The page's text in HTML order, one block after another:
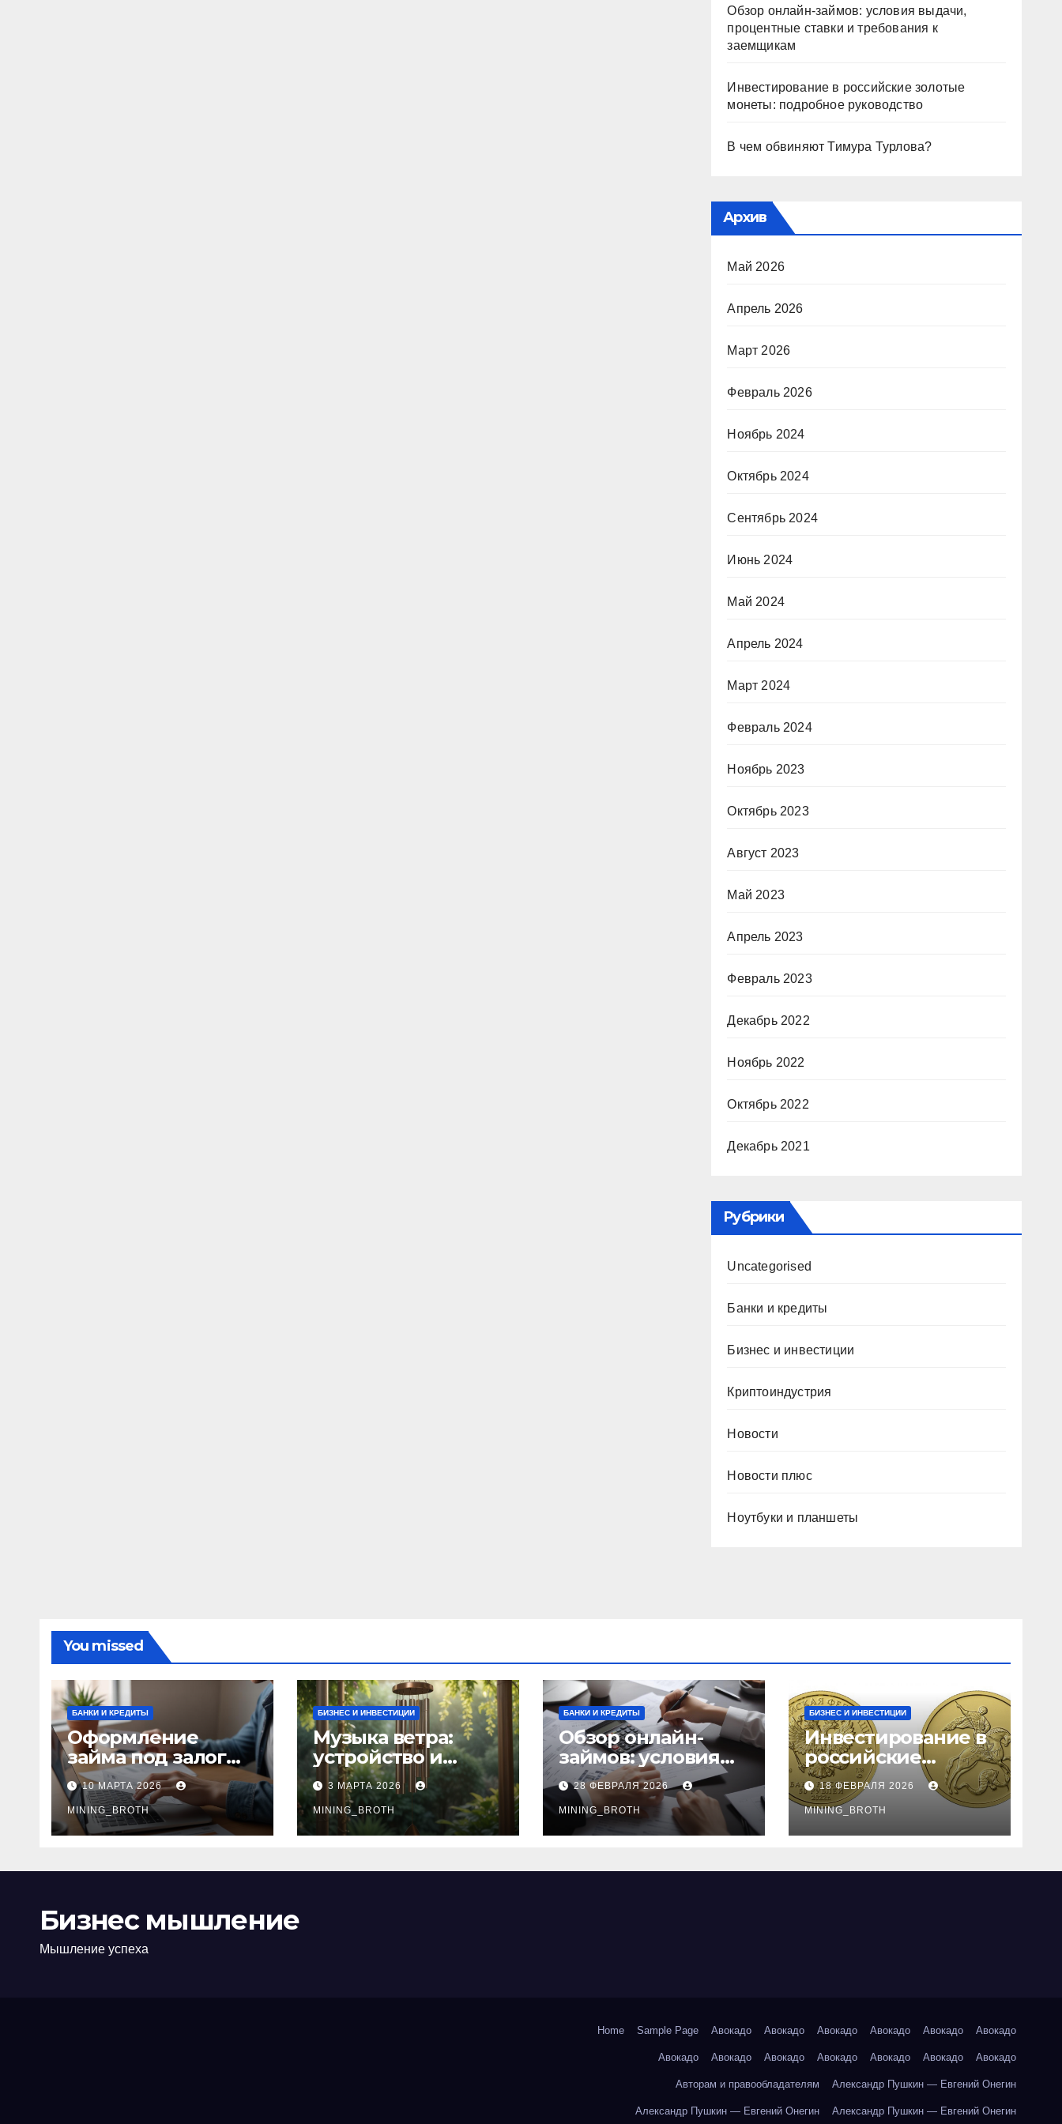
Обзор онлайн-займов: условия выдачи,
процентные ставки и требования к
заемщикам
Инвестирование в российские золотые
монеты: подробное руководство
В чем обвиняют Тимура Турлова?
Архив
Май 2026
Апрель 2026
Март 2026
Февраль 2026
Ноябрь 2024
Октябрь 2024
Сентябрь 2024
Июнь 2024
Май 2024
Апрель 2024
Март 2024
Февраль 2024
Ноябрь 2023
Октябрь 2023
Август 2023
Май 2023
Апрель 2023
Февраль 2023
Декабрь 2022
Ноябрь 2022
Октябрь 2022
Декабрь 2021
Рубрики
Uncategorised
Банки и кредиты
Бизнес и инвестиции
Криптоиндустрия
Новости
Новости плюс
Ноутбуки и планшеты
You missed
БАНКИ И КРЕДИТЫ
Оформление
займа под залог
ПТС онлайн на
карту без визита в
офис: порядок,
требования и
10 МАРТА 2026
MINING_BROTH
БИЗНЕС И ИНВЕСТИЦИИ
Музыка ветра:
устройство и
принципы
звучания
колокольчиков
3 МАРТА 2026
MINING_BROTH
БАНКИ И КРЕДИТЫ
Обзор онлайн-
займов: условия
выдачи,
процентные
ставки и
требования к
28 ФЕВРАЛЯ 2026
MINING_BROTH
БИЗНЕС И ИНВЕСТИЦИИ
Инвестирование в
российские
золотые монеты:
подробное
руководство
18 ФЕВРАЛЯ 2026
MINING_BROTH
Бизнес мышление
Мышление успеха
Home Sample Page Авокадо Авокадо Авокадо Авокадо Авокадо Авокадо
Авокадо Авокадо Авокадо Авокадо Авокадо Авокадо Авокадо
Авторам и правообладателям Александр Пушкин — Евгений Онегин
Александр Пушкин — Евгений Онегин Александр Пушкин — Евгений Онегин